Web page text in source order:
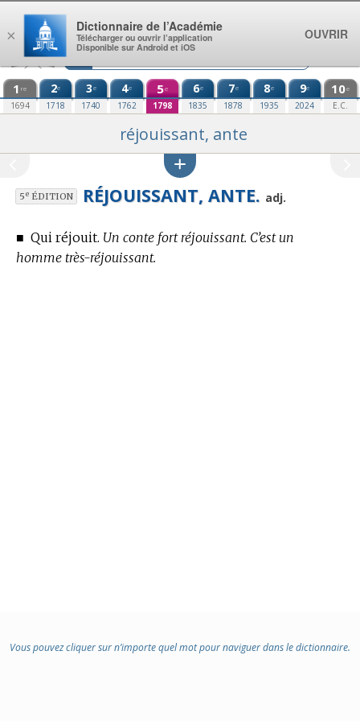
Aller au contenu
1 re
1694
2e
1718
3e
1740
4e
1762
5e
1798
6e
1835
7e
1878
8e
1935
9e
2024
10e
E.C.
réjouissant, ante
5eÉDITION RÉJOUISSANT, ANTE. adj.
■ Qui réjouit. Un conte fort réjouissant. C’est un
homme très-réjouissant.
Vous pouvez cliquer sur n’importe quel mot pour naviguer dans le dictionnaire.
×
Dictionnaire de l’Académie
Télécharger ou ouvrir l’application
Disponible sur Android et iOS
OUVRIR